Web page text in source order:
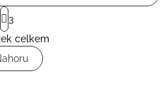
O
v
l
á
S
t
r
á
n
k
3
celkem